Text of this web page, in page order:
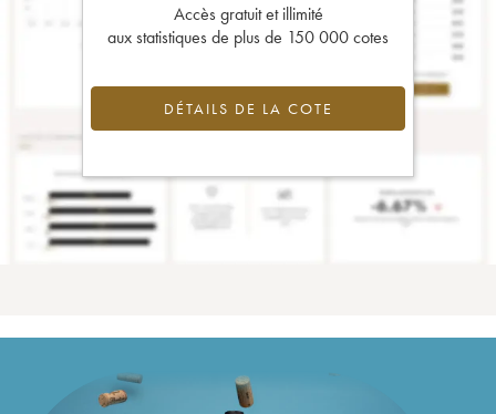
Accès gratuit et illimité
aux statistiques de plus de 150 000 cotes
DÉTAILS DE LA COTE